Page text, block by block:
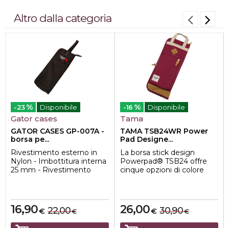
Altro dalla categoria
-23 % Disponibile
Gator cases
GATOR CASES GP-007A -
borsa pe...
Rivestimento esterno in
Nylon - Imbottitura interna
25 mm - Rivestimento
€
16,90 €
22,00
-16 % Disponibile
Tama
TAMA TSB24WR Power
Pad Designe...
La borsa stick design
Powerpad® TSB24 offre
cinque opzioni di colore
€
26,00 €
30,90